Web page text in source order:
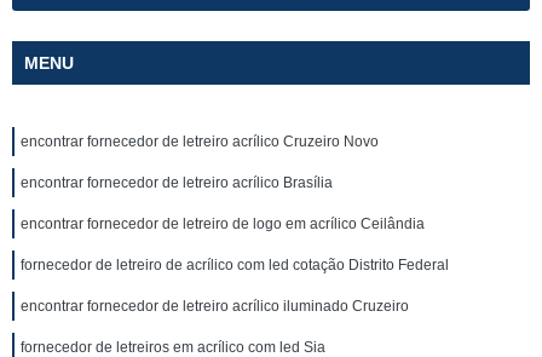
MENU
encontrar fornecedor de letreiro acrílico Cruzeiro Novo
encontrar fornecedor de letreiro acrílico Brasília
encontrar fornecedor de letreiro de logo em acrílico Ceilândia
fornecedor de letreiro de acrílico com led cotação Distrito Federal
encontrar fornecedor de letreiro acrílico iluminado Cruzeiro
fornecedor de letreiros em acrílico com led Sia